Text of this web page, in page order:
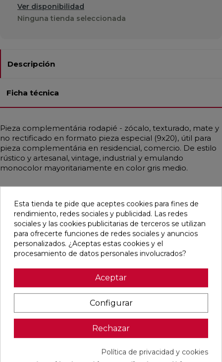
Ver disponibilidad
Ninguna tienda seleccionada
Descripción
Ficha técnica
Pieza complementária rodapié - zócalo, texturado, mate y
no rectificado en formato pieza especial (9x20), útil para
pieza complementária en residencial, comercio. De estilo
rústico y artesanal, vintage, industrial y emulando
monocolor mayoritariamente en color gris medio.
Pensamos que te puede interesar
BLANCO
NATURAL
Ref:
Baldocer
favorite
BLANCO
PULIDO
RECTIFICADO
Ref:
Baldocer
favorite
IMPULSE
WHITE MATE
31,6X100
RECTIFICADO
Ref:
91080301
Colorker
36,18 €
favorite
AUSTRAL
BLANCO
Ref:
Colorker
25,29 €
Esta tienda te pide que aceptes cookies para fines de
rendimiento, redes sociales y publicidad. Las redes
sociales y las cookies publicitarias de terceros se utilizan
para ofrecerte funciones de redes sociales y anuncios
personalizados. ¿Aceptas estas cookies y el
procesamiento de datos personales involucrados?
Aceptar
Configurar
Rechazar
Política de privacidad y cookies